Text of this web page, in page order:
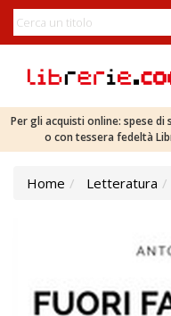
Per gli acquisti online: spese
o con tessera fedeltà
Home Letteratura